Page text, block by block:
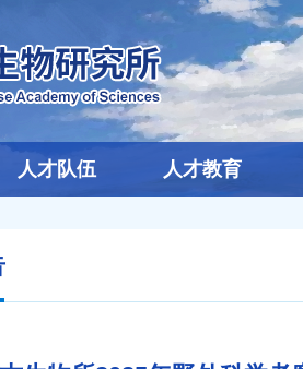
人才队伍 人才教育